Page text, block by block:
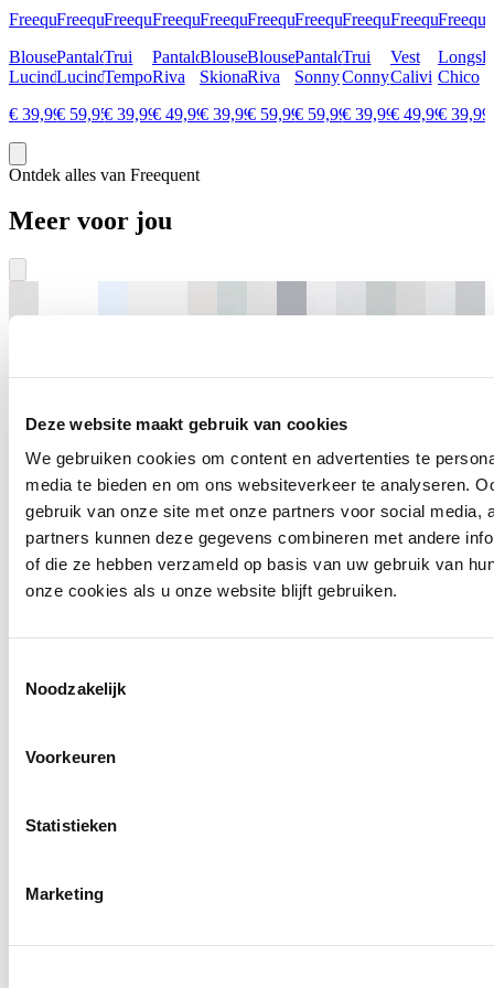
Deze website maakt gebruik van cookies
We gebruiken cookies om content en advertenties te
media te bieden en om ons websiteverkeer te analyseren.
gebruik van onze site met onze partners voor social media,
partners kunnen deze gegevens combineren met andere
of die ze hebben verzameld op basis van uw gebruik van
onze cookies als u onze website blijft gebruiken.
Noodzakelijk
Voorkeuren
Statistieken
Marketing
Freequent
Blouse
Lucinda
€ 39,99
Freequent
Pantalon
Lucinda
€ 59,95
Freequent
Trui
Tempo
€ 39,99
Freequent
Pantalon
Riva
€ 49,99
Freequent
Blouse
Skiona
€ 39,99
Freequent
Blouse
Riva
€ 59,99
Freequent
Pantalon
Sonny
€ 59,99
Freequent
Trui
Conny
€ 39,99
Freequent
Vest
Calivi
€ 49,99
Chico
€ 39,99
Ontdek alles van Freequent
Meer voor jou